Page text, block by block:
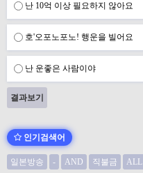
난 10억 이상 필요하지 않아요
호'오포노포노! 행운을 빌어요
난 운좋은 사람이야
결과보기
인기검색어
일본방송 - AND 직불금 ALL